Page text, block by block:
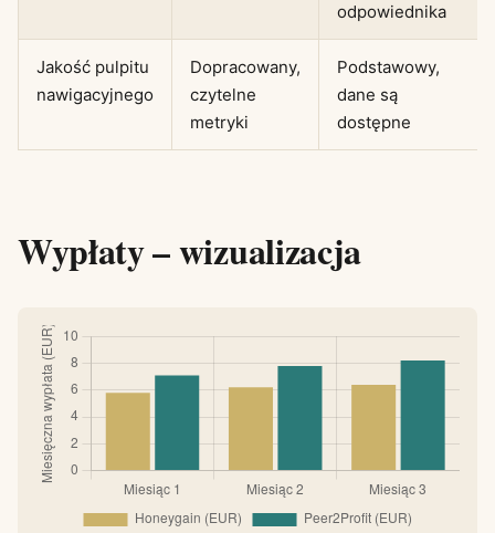
odpowiednika
Jakość pulpitu
nawigacyjnego
Dopracowany,
czytelne
metryki
Podstawowy,
dane są
dostępne
Wypłaty – wizualizacja